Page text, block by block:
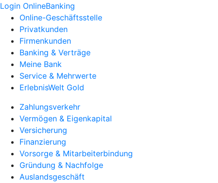
Login OnlineBanking
Online-Geschäftsstelle
Privatkunden
Firmenkunden
Banking & Verträge
Meine Bank
Service & Mehrwerte
ErlebnisWelt Gold
Zahlungsverkehr
Vermögen & Eigenkapital
Versicherung
Finanzierung
Vorsorge & Mitarbeiterbindung
Gründung & Nachfolge
Auslandsgeschäft